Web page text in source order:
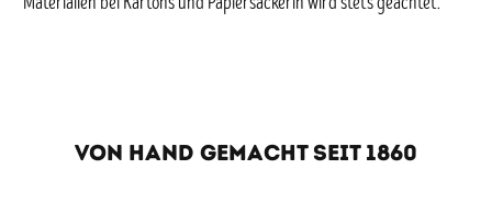
Materialien bei Kartons und Papiersackerln wird stets geachtet.
VON HAND GEMACHT SEIT 1860